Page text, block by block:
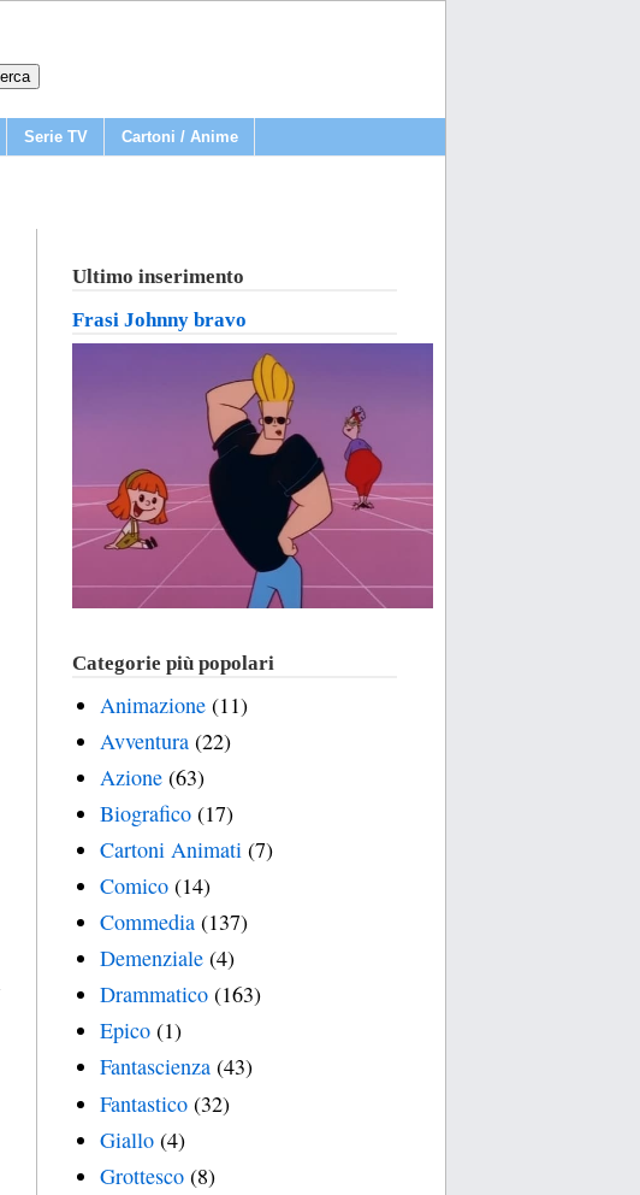
Serie TV Cartoni / Anime
Ultimo inserimento
Frasi Johnny bravo
Categorie più popolari
Animazione (11)
Avventura (22)
Azione (63)
Biografico (17)
Cartoni Animati (7)
Comico (14)
Commedia (137)
Demenziale (4)
Drammatico (163)
Epico (1)
Fantascienza (43)
Fantastico (32)
Giallo (4)
Grottesco (8)